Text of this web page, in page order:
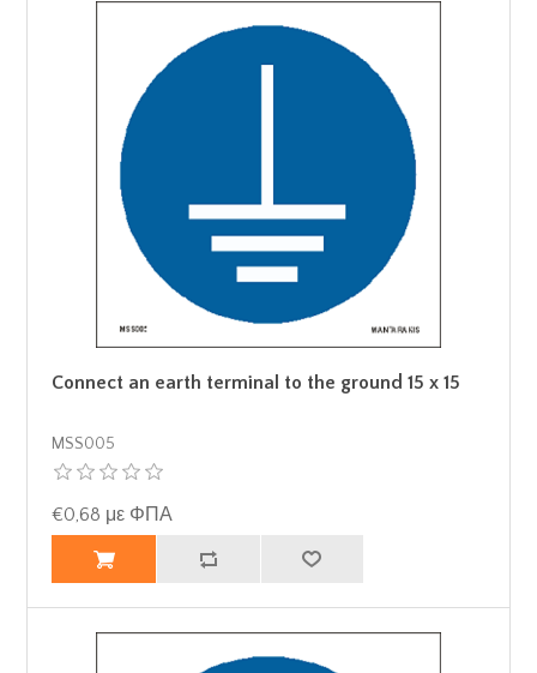
Connect an earth terminal to the ground 15 x 15
MSS005
€0,68 με ΦΠΑ